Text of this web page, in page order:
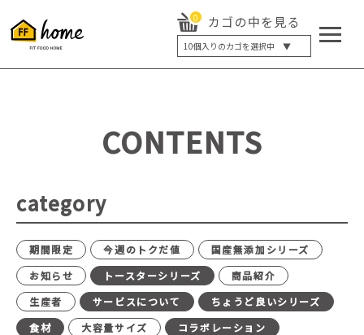
0 カゴの中を見る
10個入りのカゴを選択中 ▼
5個入り
20個入り
最大12%OFF
CONTENTS
category
期間限定 今週のトクだ値
国産無添加シリーズ
お知らせ
トースターシリーズ
商品紹介
生産者
サービスについて
ちょうど良いシリーズ
食材
大容量サイズ
コラボレーション